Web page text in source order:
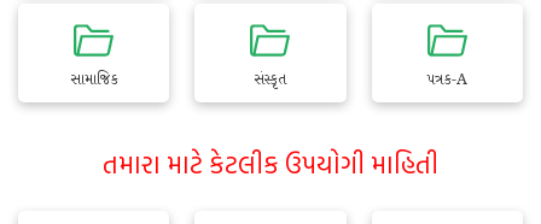
સામાજિક સંસ્કૃત પત્રક-A
તમારા માટે કેટલીક ઉપયોગી માહિતી